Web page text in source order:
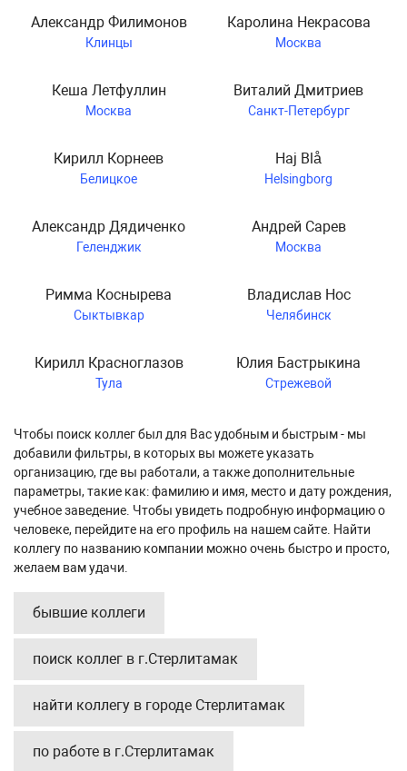
Александр Филимонов
Клинцы
Каролина Некрасова
Москва
Кеша Летфуллин
Москва
Виталий Дмитриев
Санкт-Петербург
Кирилл Корнеев
Белицкое
Haj Blå
Helsingborg
Александр Дядиченко
Геленджик
Андрей Сарев
Москва
Римма Коснырева
Сыктывкар
Владислав Нос
Челябинск
Кирилл Красноглазов
Тула
Юлия Бастрыкина
Стрежевой
Чтобы поиск коллег был для Вас удобным и быстрым - мы
добавили фильтры, в которых вы можете указать
организацию, где вы работали, а также дополнительные
параметры, такие как: фамилию и имя, место и дату рождения,
учебное заведение. Чтобы увидеть подробную информацию о
человеке, перейдите на его профиль на нашем сайте. Найти
коллегу по названию компании можно очень быстро и просто,
желаем вам удачи.
бывшие коллеги
поиск коллег в г.Стерлитамак
найти коллегу в городе Стерлитамак
по работе в г.Стерлитамак